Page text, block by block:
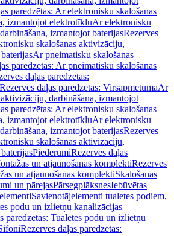
paredzētas: Ar elektronisku skalošanas
izmantojot elektrotīkluAr elektronisku
izmantojot baterijasRezerves
skalošanas aktivizāciju,
Ar pneimatisku skalošanas
paredzētas: Ar pneimatisku skalošanas
daļas paredzētas:
Rezerves daļas paredzētas: VirsapmetumaAr
darbināšana, izmantojot
paredzētas: Ar elektronisku skalošanas
izmantojot elektrotīkluAr elektronisku
izmantojot baterijasRezerves
skalošanas aktivizāciju,
PiederumiRezerves daļas
un atjaunošanas komplektiRezerves
un atjaunošanas komplektiSkalošanas
un pārejasPārsegplāksnesIebūvētas
Savienotājelementi tualetes podiem,
podu un izlietņu kanalizācijas
paredzētas: Tualetes podu un izlietņu
Rezerves daļas paredzētas: